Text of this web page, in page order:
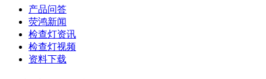
产品问答
荧鸿新闻
检查灯资讯
检查灯视频
资料下载